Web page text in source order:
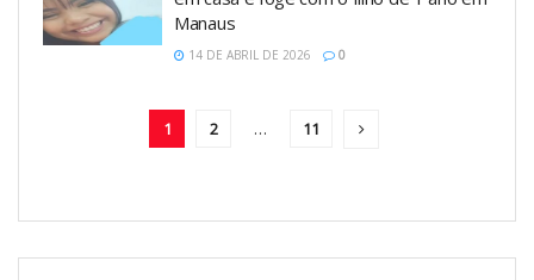
Manaus
14 DE ABRIL DE 2026 0
1 2 … 11